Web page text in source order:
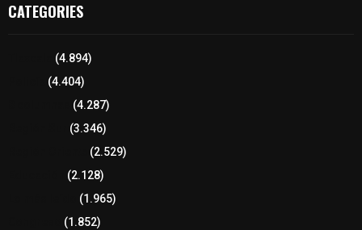
CATEGORIES
(4.894)
(4.404)
(4.287)
(3.346)
(2.529)
(2.128)
(1.965)
(1.852)